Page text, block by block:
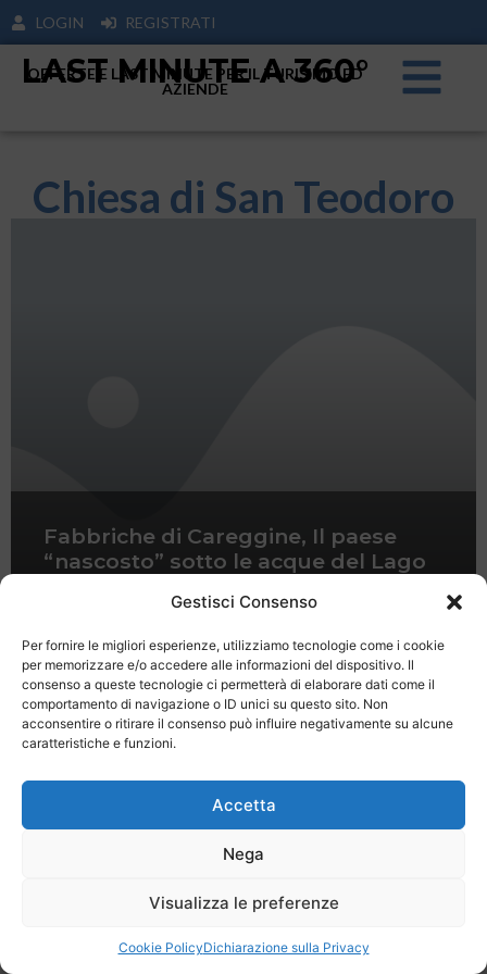
Gestisci Consenso
Per fornire le migliori esperienze, utilizziamo tecnologie come i cookie
per memorizzare e/o accedere alle informazioni del dispositivo. Il
consenso a queste tecnologie ci permetterà di elaborare dati come il
comportamento di navigazione o ID unici su questo sito. Non
acconsentire o ritirare il consenso può influire negativamente su alcune
caratteristiche e funzioni.
Accetta
Nega
Visualizza le preferenze
Cookie PolicyDichiarazione sulla Privacy
LOGIN REGISTRATI
LAST MINUTE A 360°
OFFERTE E LAST MINUTE PER IL TURISIMO ED
AZIENDE
Chiesa di San Teodoro
Fabbriche di Careggine, Il paese
“nascosto” sotto le acque del Lago
Last Minute
Registrati Contatti
SPECIALE LAST MINUTE - SH WEB